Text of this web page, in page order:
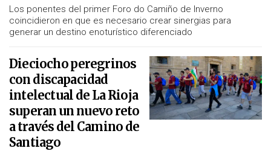
Los ponentes del primer Foro do Camiño de Inverno
coincidieron en que es necesario crear sinergias para
generar un destino enoturístico diferenciado
Dieciocho peregrinos
con discapacidad
intelectual de La Rioja
superan un nuevo reto
a través del Camino de
Santiago